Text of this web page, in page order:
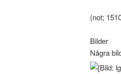
(not;
Bilder
Några